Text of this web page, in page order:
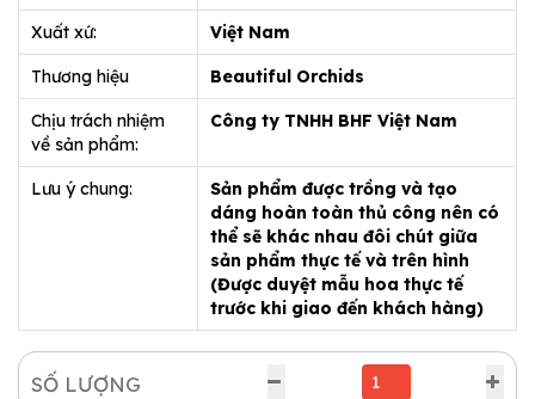
Xuất xứ: Việt Nam
Thương hiệu Beautiful Orchids
Chịu trách nhiệm
về sản phẩm:
Công ty TNHH BHF Việt Nam
Lưu ý chung:
Sản phẩm được trồng và tạo
dáng hoàn toàn thủ công nên có
thể sẽ khác nhau đôi chút giữa
sản phẩm thực tế và trên hình
(Được duyệt mẫu hoa thực tế
trước khi giao đến khách hàng)
SỐ LƯỢNG